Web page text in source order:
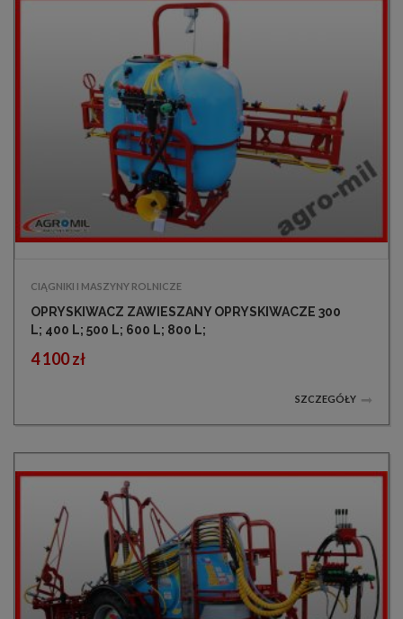
CIĄGNIKI I MASZYNY ROLNICZE
OPRYSKIWACZ ZAWIESZANY OPRYSKIWACZE 300
L; 400 L; 500 L; 600 L; 800 L;
4 100 zł
SZCZEGÓŁY